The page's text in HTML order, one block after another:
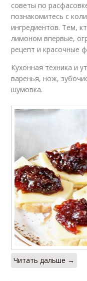
советы по
познакомитесь с
ингредиентов. Тем,
лимоном впервые,
рецепт и красочные
Кухонная техника и
варенья, нож,
шумовка.
Читать дальше →